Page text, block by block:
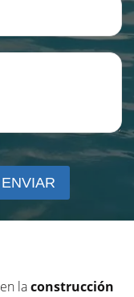
laconstrucción